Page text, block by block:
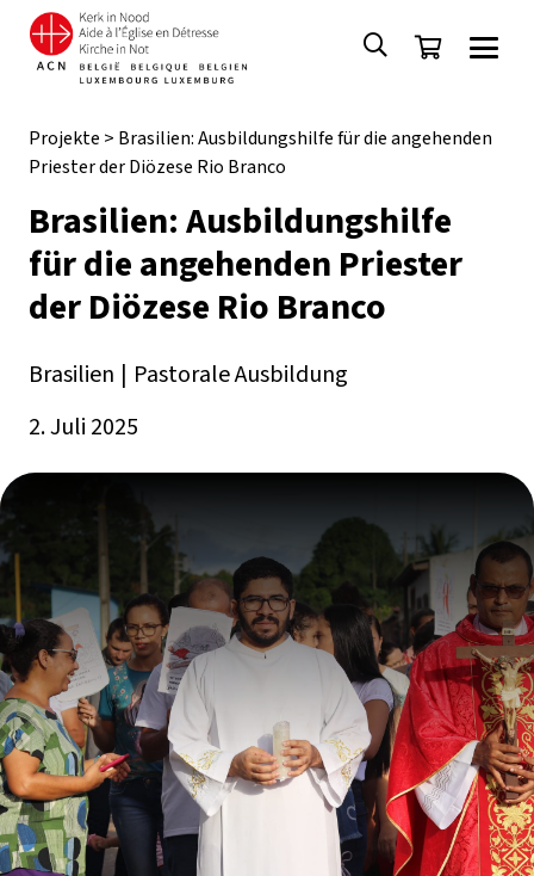
Projekte > Brasilien: Ausbildungshilfe für die angehenden
Priester der Diözese Rio Branco
Brasilien: Ausbildungshilfe
für die angehenden Priester
der Diözese Rio Branco
Brasilien | Pastorale Ausbildung
2. Juli 2025